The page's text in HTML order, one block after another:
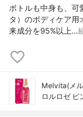
ボトルも中身も、可
タ）のボディケア用
来成分を95%以上…
Melvita(メ
ロルロゼ ピ